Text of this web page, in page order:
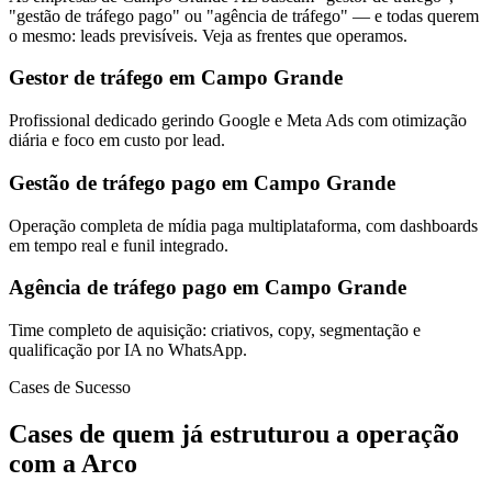
"gestão de tráfego pago" ou "agência de tráfego" — e todas querem
o mesmo: leads previsíveis. Veja as frentes que operamos.
Gestor de tráfego em Campo Grande
Profissional dedicado gerindo Google e Meta Ads com otimização
diária e foco em custo por lead.
Gestão de tráfego pago em Campo Grande
Operação completa de mídia paga multiplataforma, com dashboards
em tempo real e funil integrado.
Agência de tráfego pago em Campo Grande
Time completo de aquisição: criativos, copy, segmentação e
qualificação por IA no WhatsApp.
Cases de Sucesso
Cases de quem já estruturou a operação
com a Arco